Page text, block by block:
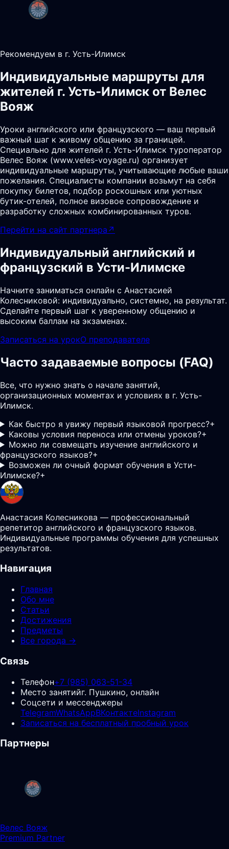
Рекомендуем в г. Усть-Илимск
Индивидуальные маршруты для
жителей г. Усть-Илимск от Велес
Вояж
Уроки английского или французского — ваш первый
важный шаг к живому общению за границей.
Специально для жителей г. Усть-Илимск туроператор
Велес Вояж (www.veles-voyage.ru) организует
индивидуальные маршруты, учитывающие любые ваши
пожелания. Специалисты компании возьмут на себя
покупку билетов, подбор роскошных или уютных
бутик-отелей, полное визовое сопровождение и
разработку сложных комбинированных туров.
Перейти на сайт партнера ↗
Индивидуальный английский и
французский в Усти-Илимске
Начните заниматься онлайн с Анастасией
Колесниковой: индивидуально, системно, на результат.
Сделайте первый шаг к уверенному общению и
высоким баллам на экзаменах.
Записаться на урокО преподавателе
Часто задаваемые вопросы (FAQ)
Все, что нужно знать о начале занятий,
организационных моментах и условиях в г. Усть-
Илимск.
Как быстро я увижу первый языковой прогресс?+
Каковы условия переноса или отмены уроков?+
Можно ли совмещать изучение английского и
французского языков?+
Возможен ли очный формат обучения в Усти-
Илимске?+
Анастасия Колесникова — профессиональный
репетитор английского и французского языков.
Индивидуальные программы обучения для успешных
результатов.
Навигация
Главная
Обо мне
Статьи
Достижения
Предметы
Все города →
Связь
Телефон+7 (985) 063-51-34
Место занятийг. Пушкино, онлайн
Соцсети и мессенджеры
TelegramWhatsAppВКонтактеInstagram
Записаться на бесплатный пробный урок
Партнеры
Велес Вояж
Premium Partner